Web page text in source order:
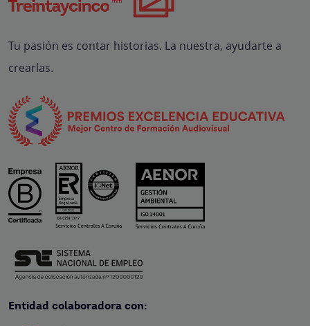
Tu pasión es contar historias. La nuestra, ayudarte a
crearlas.
Entidad colaboradora con: